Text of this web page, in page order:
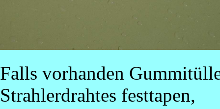
Falls vorhanden
Strahlerdrahtes festtapen,